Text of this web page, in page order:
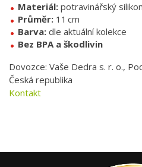
Materiál: potravinářský silikon
Průměr: 11 cm
Barva: dle aktuální kolekce
Bez BPA a škodlivin
Dovozce: Vaše Dedra s. r. o.,
Česká republika
Kontakt